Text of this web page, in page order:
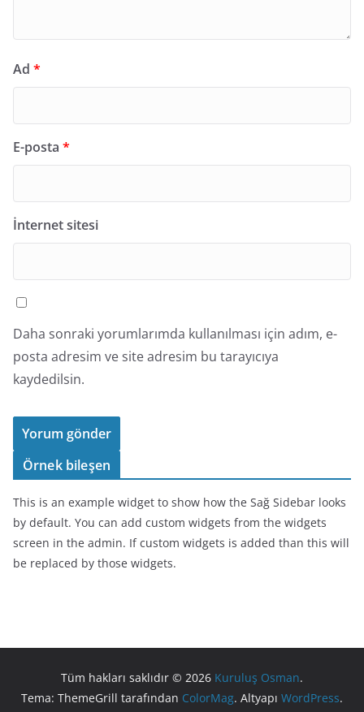
Ad *
E-posta *
İnternet sitesi
Daha sonraki yorumlarımda kullanılması için adım, e-
posta adresim ve site adresim bu tarayıcıya
kaydedilsin.
Örnek bileşen
This is an example widget to show how the Sağ Sidebar looks
by default. You can add custom widgets from the widgets
screen in the admin. If custom widgets is added than this will
be replaced by those widgets.
Tüm hakları saklıdır © 2026 Kuruluş Osman.
Tema: ThemeGrill tarafından ColorMag. Altyapı WordPress.